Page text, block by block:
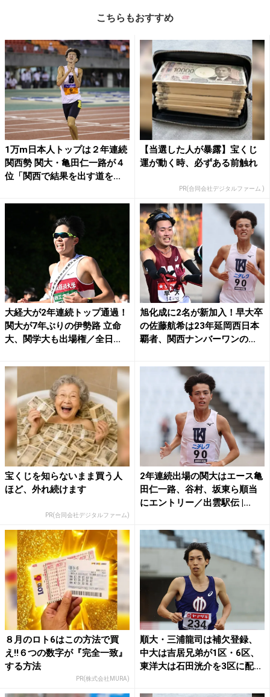
こちらもおすすめ
1万m日本人トップは２年連続
関西勢 関大・亀田仁一路が４
位「関西で結果を出す道を...
【当選した人が暴露】宝くじ
運が動く時、必ずある前触れ
PR(合同会社デジタルファーム )
大経大が2年連続トップ通過！
関大が7年ぶりの伊勢路 立命
大、関学大も出場権／全日...
旭化成に2名が新加入！早大卒
の佐藤航希は23年延岡西日本
覇者、関西ナンバーワンの...
宝くじを知らないまま買う人
ほど、外れ続けます
PR(合同会社デジタルファーム)
2年連続出場の関大はエース亀
田仁一路、谷村、坂東ら順当
にエントリー／出雲駅伝 |...
８月のロト6はこの方法で買
え!!６つの数字が『完全一致』
する方法
PR(株式会社MURA)
順大・三浦龍司は補欠登録、
中大は吉居兄弟が1区・6区、
東洋大は石田洸介を3区に配...